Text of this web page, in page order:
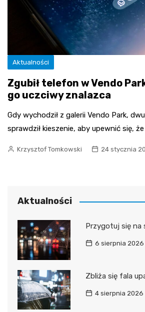
Aktualności
Zgubił telefon w Vendo
go uczciwy znalazca
Gdy wychodził z galerii Vendo Park,
sprawdził kieszenie, aby upewnić się,
Krzysztof Tomkowski 24 stycznia
Aktualności
Przygotuj się na
6 sierpnia 2026
Zbliża się fala
4 sierpnia 2026